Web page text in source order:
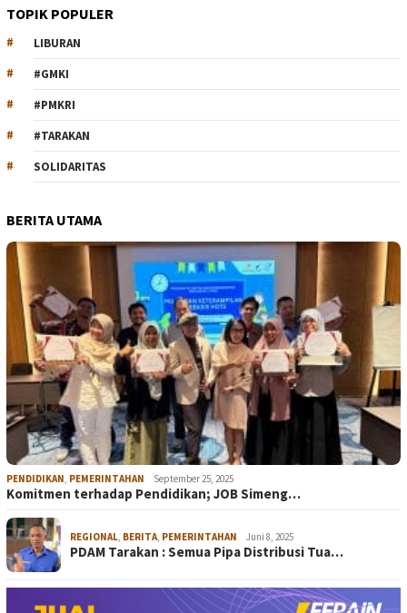
TOPIK POPULER
LIBURAN
#GMKI
#PMKRI
#TARAKAN
SOLIDARITAS
BERITA UTAMA
PENDIDIKAN, PEMERINTAHAN September 25, 2025
Komitmen terhadap Pendidikan; JOB Simeng…
REGIONAL, BERITA, PEMERINTAHAN Juni 8, 2025
PDAM Tarakan : Semua Pipa Distribusi Tua…